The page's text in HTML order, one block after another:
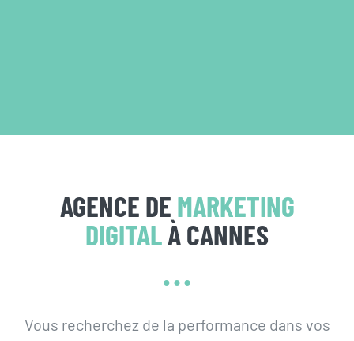
AGENCE DE MARKETING
DIGITALÀ CANNES
…
Vous recherchez de la performance dans vos